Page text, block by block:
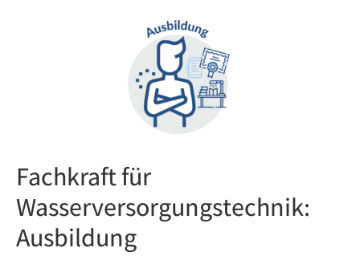
Fachkraft für
Wasserversorgungstechnik:
Ausbildung